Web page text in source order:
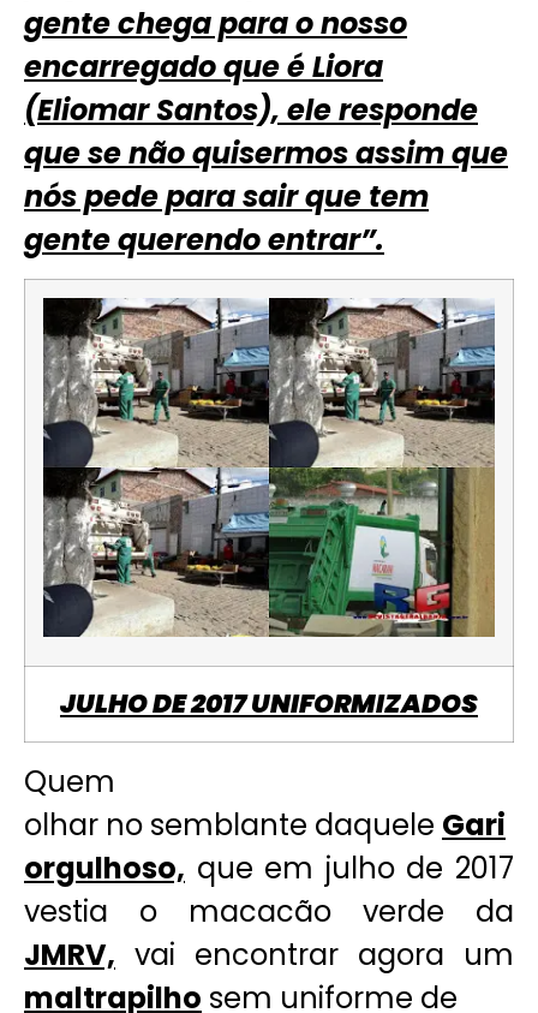
gente chega para o nosso
encarregado que é Liora
(Eliomar Santos), ele responde
que se não quisermos assim que
nós pede para sair que tem
gente querendo entrar”.
JULHO DE 2017 UNIFORMIZADOS
Quem
olhar no semblante daquele Gari
orgulhoso, que em julho de 2017
vestia o macacão verde da
JMRV, vai encontrar agora um
maltrapilho sem uniforme de